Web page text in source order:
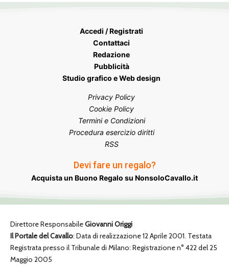
Accedi / Registrati
Contattaci
Redazione
Pubblicità
Studio grafico e Web design
Privacy Policy
Cookie Policy
Termini e Condizioni
Procedura esercizio diritti
RSS
Devi fare un regalo?
Acquista un Buono Regalo su NonsoloCavallo.it
Direttore ResponsabileGiovanni Origgi
Il Portale del Cavallo: Data di realizzazione 12 Aprile 2001. Testata
Registrata presso il Tribunale di Milano: Registrazione n° 422 del 25
Maggio 2005